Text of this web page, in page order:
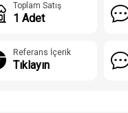
Toplam Satış
1 Adet
Referans İçerik
Tıklayın